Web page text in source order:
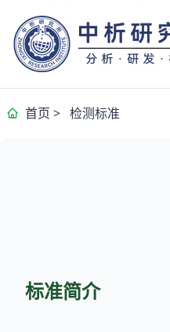
首页 > 检测标准
标准简介